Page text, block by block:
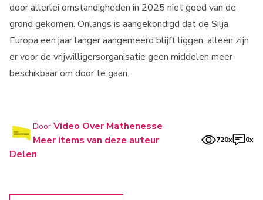
door allerlei omstandigheden in 2025 niet goed van de
grond gekomen. Onlangs is aangekondigd dat de Silja
Europa een jaar langer aangemeerd blijft liggen, alleen zijn
er voor de vrijwilligersorganisatie geen middelen meer
beschikbaar om door te gaan.
Door Video Over Mathenesse
Meer items van deze auteur
720x 0x
Delen